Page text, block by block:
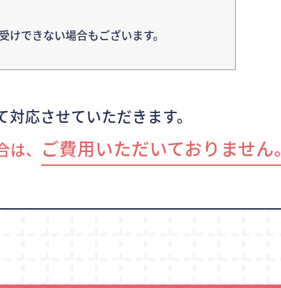
けできない場合もございます。
応させていただきます。
、 ご費用いただいておりません｡